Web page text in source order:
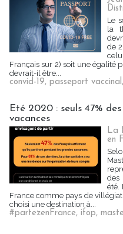
Le
la
de
Français sur 2) soit une égalité
devrait-il être...
convid-19, passeport vaccinal,
Eté 2020 : seuls 47%
vacances
La
en
des
été.
France comme pays de
choisi une destination à...
#partezenFrance, ifop,